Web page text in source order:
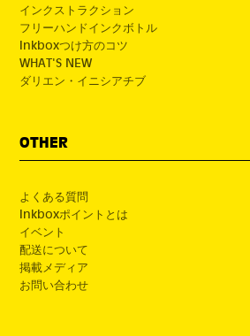
インクストラクション
フリーハンドインクボトル
Inkboxつけ方のコツ
WHAT'S NEW
ダリエン・イニシアチブ
OTHER
よくある質問
Inkboxポイントとは
イベント
配送について
掲載メディア
お問い合わせ